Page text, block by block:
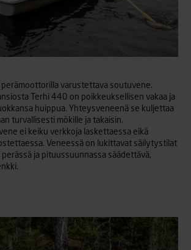
varustettava soutuvene.
Terhi 440 on poikkeuksellisen vakaa ja
huippua. Yhteysveneenä se kuljettaa
turvallisesti mökille ja takaisin.
ei keiku verkkoja laskettaessa eikä
Veneessä on lukittavat säilytystilat
ja pituussuunnassa säädettävä,